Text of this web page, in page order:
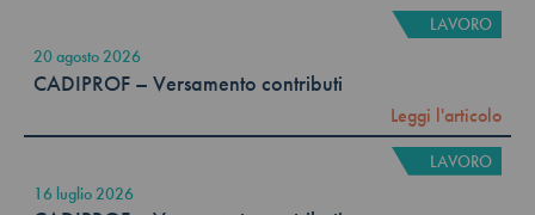
LAVORO
20 agosto 2026
CADIPROF – Versamento contributi
Leggi l'articolo
LAVORO
16 luglio 2026